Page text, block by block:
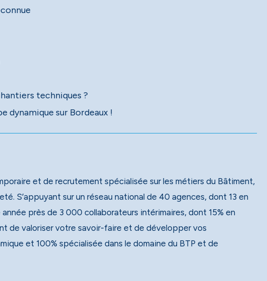
dynamique sur Bordeaux !
et de recrutement spécialisée sur les métiers du Bâtiment,
13 en
près de 3 000 collaborateurs intérimaires, dont 15% en
de valoriser votre savoir-faire et de développer vos
et 100% spécialisée dans le domaine du BTP et de